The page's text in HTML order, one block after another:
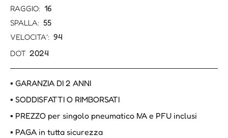
RAGGIO: 16
SPALLA: 55
VELOCITA': 94
DOT 2024
▪ GARANZIA DI 2 ANNI
▪ SODDISFATTI O RIMBORSATI
▪ PREZZO per singolo pneumatico IVA e PFU inclusi
▪ PAGA in tutta sicurezza